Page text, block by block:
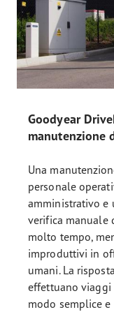
Goodyear
manutenzione
Una
personale
amministrativo e
verifica manuale
molto tempo,
improduttivi in
umani. La
effettuano viaggi
modo semplice